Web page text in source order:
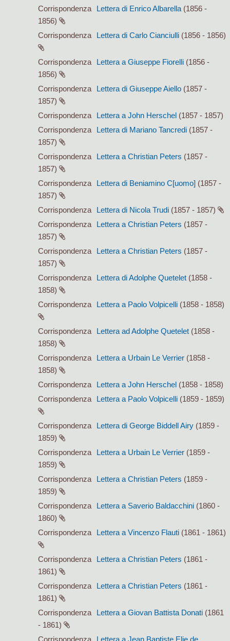
Corrispondenza Lettera di Enrico Albarella (1856 -
1856)
Corrispondenza
Lettera di Carlo Cianciulli (1856 - 1856)
Corrispondenza Lettera a Giuseppe Fiorelli (1856 -
1856)
Corrispondenza
Lettera di Giuseppe Aiello (1857 -
1857)
Corrispondenza
Lettera a John Herschel (1857 - 1857)
Corrispondenza
Lettera di Mariano Tancredi (1857 -
1857)
Corrispondenza
Lettera a Christian Peters (1857 -
1857)
Corrispondenza
Lettera di Beniamino C[uomo] (1857 -
1857)
Corrispondenza
Lettera di Nicola Trudi (1857 - 1857)
Corrispondenza
Lettera a Christian Peters (1857 -
1857)
Corrispondenza
Lettera a Christian Peters (1857 -
1857)
Corrispondenza
Lettera di Adolphe Quetelet (1858 -
1858)
Corrispondenza
Lettera a Paolo Volpicelli (1858 - 1858)
Corrispondenza Lettera ad Adolphe Quetelet (1858 -
1858)
Corrispondenza
Lettera a Urbain Le Verrier (1858 -
1858)
Corrispondenza
Lettera a John Herschel (1858 - 1858)
Corrispondenza
Lettera a Paolo Volpicelli (1859 - 1859)
Corrispondenza Lettera di George Biddell Airy (1859 -
1859)
Corrispondenza
Lettera a Urbain Le Verrier (1859 -
1859)
Corrispondenza
Lettera a Christian Peters (1859 -
1859)
Corrispondenza
Lettera a Saverio Baldacchini (1860 -
1860)
Corrispondenza
Lettera a Vincenzo Flauti (1861 - 1861)
Corrispondenza Lettera a Christian Peters (1861 -
1861)
Corrispondenza
Lettera a Christian Peters (1861 -
1861)
Corrispondenza
Lettera a Giovan Battista Donati (1861
- 1861)
Corrispondenza
Lettera a Jean Baptiste Elie de